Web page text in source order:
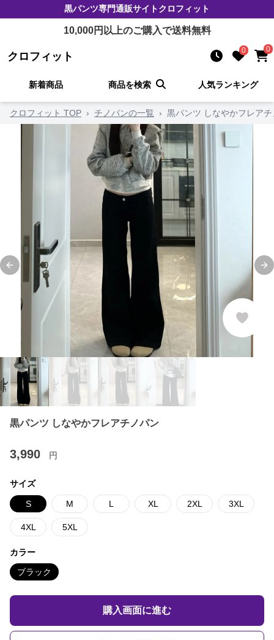
黒パンツ専門通販サイトクロフィット
10,000円以上のご購入で送料無料
クロフィット 0 0
新着商品 商品を検索 人気ランキング
クロフィット TOP › チノパンの一覧 › 黒パンツ しなやかフレア
Previous slide
黒パンツ しなやかフレアチノパン
3,990 円
サイズ
S M L XL 2XL 3XL
4XL 5XL
カラー
ブラック
購入画面に進む